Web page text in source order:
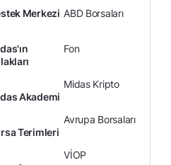
Merkezi
Akademi
Terimleri
ABD Borsaları
Fon
Midas Kripto
Avrupa Borsaları
VİOP